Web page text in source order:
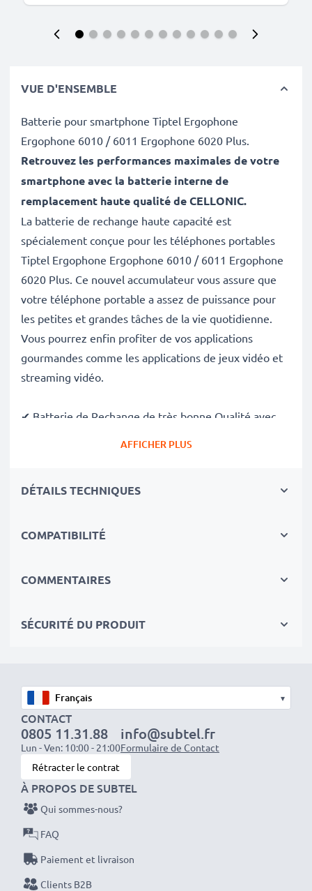
VUE D'ENSEMBLE
Batterie pour smartphone Tiptel Ergophone
Ergophone 6010 / 6011 Ergophone 6020 Plus.
Retrouvez les performances maximales de votre
smartphone avec la batterie interne de
remplacement haute qualité de CELLONIC.
La batterie de rechange haute capacité est
spécialement conçue pour les téléphones portables
Tiptel Ergophone Ergophone 6010 / 6011 Ergophone
6020 Plus. Ce nouvel accumulateur vous assure que
votre téléphone portable a assez de puissance pour
les petites et grandes tâches de la vie quotidienne.
Vous pourrez enfin profiter de vos applications
gourmandes comme les applications de jeux vidéo et
streaming vidéo.
✔ Batterie de Rechange de très bonne Qualité avec
Surchauffes, Surtensions
contrôlées par des professionels compétants
Tiptel Ergophone
Type de cellule
Couleur: noir
Pourquoi la batterie de mon smartphone Tiptel
Ergophone Ergophone 6010 / 6011 Ergophone 6020
Plus se décharge vite ?
Il y a plusieurs possibilités qui font que la batterie
interne de votre téléphone se décharge vite. D'une
part, nous avons une mauvaise utilisation ou
AFFICHER PLUS
DÉTAILS TECHNIQUES
COMPATIBILITÉ
COMMENTAIRES
SÉCURITÉ DU PRODUIT
▾
CONTACT
0805 11.31.88
Lun - Ven: 10:00 - 21:00
info@subtel.fr
Formulaire de Contact
Rétracter le contrat
À PROPOS DE SUBTEL
Qui sommes-nous?
FAQ
Paiement et livraison
Clients B2B